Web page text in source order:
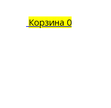
Корзина 0